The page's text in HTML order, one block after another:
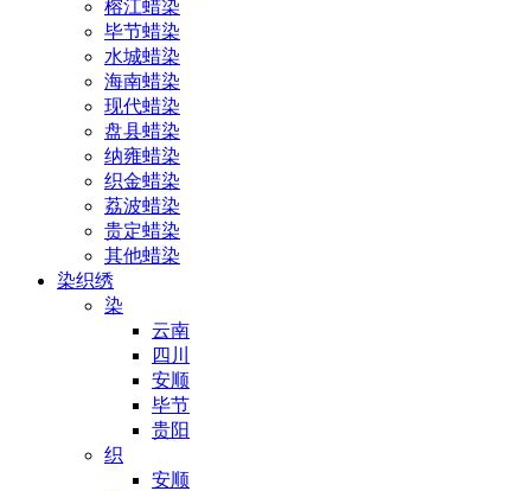
榕江蜡染
毕节蜡染
水城蜡染
海南蜡染
现代蜡染
盘县蜡染
纳雍蜡染
织金蜡染
荔波蜡染
贵定蜡染
其他蜡染
染织绣
染
云南
四川
安顺
毕节
贵阳
织
安顺